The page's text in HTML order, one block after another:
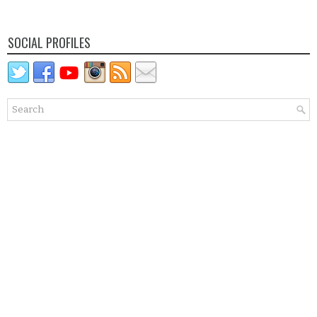
SOCIAL PROFILES